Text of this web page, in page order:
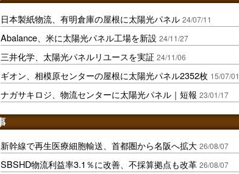
日本製紙物流、有明倉庫の屋根に太陽光パネル 24/07/11
Abalance、米に太陽光パネル工場を新設 24/11/27
三井化学、太陽光パネルリユースを実証 24/11/06
ギオン、相模原センターの屋根に太陽光パネル2352枚 15/07/01
ナガサキロジ、物流センターに太陽光パネル｜短報 23/01/17
新幹線で再生医療細胞輸送、首都圏から名阪へ拡大 26/08/07
SBSHD物流利益率3.1％に改善、不採算拠点も改革 26/08/07